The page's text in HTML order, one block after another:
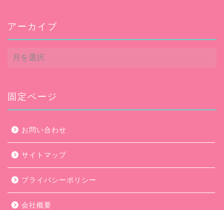
アーカイブ
ア
ー
ブ
固定ページ
お問い合わせ
サイトマップ
プライバシーポリシー
会社概要